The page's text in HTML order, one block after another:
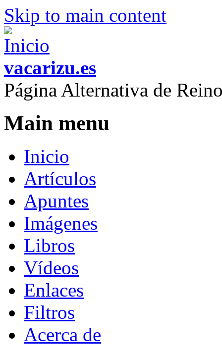
Skip to main content
vacarizu.es
Página Alternativa de
Main menu
Inicio
Artículos
Apuntes
Imágenes
Libros
Vídeos
Enlaces
Filtros
Acerca de